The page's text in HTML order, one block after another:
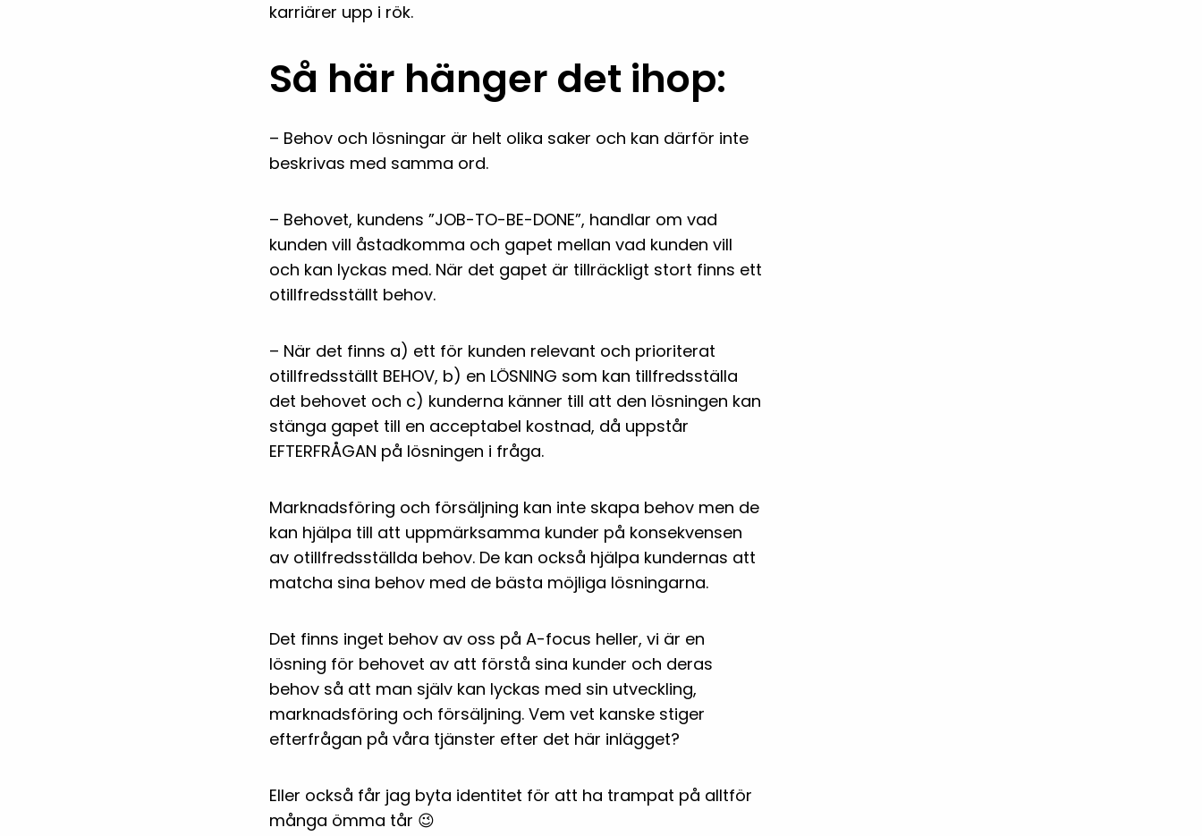
karriärer upp i rök.
Så här hänger det ihop:
– Behov och lösningar är helt olika saker och kan därför inte
beskrivas med samma ord.
– Behovet, kundens ”JOB-TO-BE-DONE”, handlar om vad
kunden vill åstadkomma och gapet mellan vad kunden vill
och kan lyckas med. När det gapet är tillräckligt stort finns ett
otillfredsställt behov.
– När det finns a) ett för kunden relevant och prioriterat
otillfredsställt BEHOV, b) en LÖSNING som kan tillfredsställa
det behovet och c) kunderna känner till att den lösningen kan
stänga gapet till en acceptabel kostnad, då uppstår
EFTERFRÅGAN på lösningen i fråga.
Marknadsföring och försäljning kan inte skapa behov men de
kan hjälpa till att uppmärksamma kunder på konsekvensen
av otillfredsställda behov. De kan också hjälpa kundernas att
matcha sina behov med de bästa möjliga lösningarna.
Det finns inget behov av oss på A-focus heller, vi är en
lösning för behovet av att förstå sina kunder och deras
behov så att man själv kan lyckas med sin utveckling,
marknadsföring och försäljning. Vem vet kanske stiger
efterfrågan på våra tjänster efter det här inlägget?
Eller också får jag byta identitet för att ha trampat på alltför
många ömma tår 😉